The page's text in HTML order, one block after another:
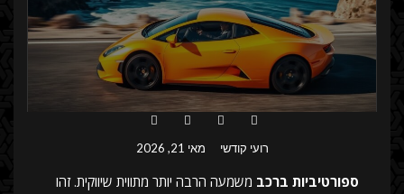
רועי קודשי מאי 21, 2026
ספורטיביות ברכב משמעה הרבה יותר מתווית שיווקית. זהו